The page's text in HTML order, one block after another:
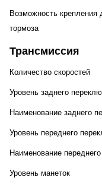
Возможность крепления
тормоза
Трансмиссия
Количество скоростей
Уровень заднего
Наименование заднего
Уровень переднего
Наименование
Уровень манеток